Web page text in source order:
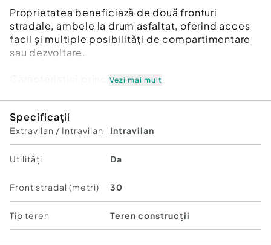
Proprietatea beneficiază de două fronturi
stradale, ambele la drum asfaltat, oferind acces
facil și multiple posibilități de compartimentare
sau dezvoltare.
Caracteristici principale:
-deschidere generoasă;
-2 fronturi stradale;
-acces din două drumuri asfaltate;
-utilități trase la proprietate;
-posibilitate de parcelare;
-ideal pentru construcție locuințe;
Datorită configurației avantajoase și accesului
facil, terenul reprezintă o oportunitate excelentă
atât pentru dezvoltatori, cât și pentru cei care își
doresc o proprietate într-o zonă în continuă
Vezi mai mult
Specificații
Extravilan / Intravilan Intravilan
Utilități Da
Front stradal (metri) 30
Tip teren Teren construcții